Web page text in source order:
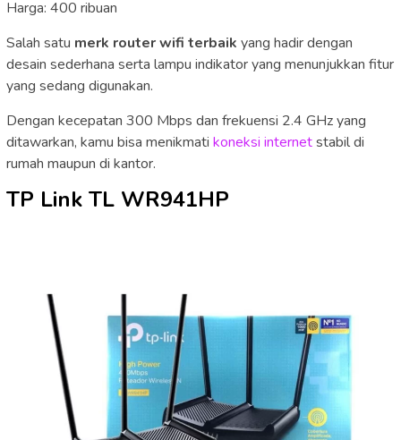
Harga: 400 ribuan
Salah satu merk router wifi terbaik yang hadir dengan
desain sederhana serta lampu indikator yang menunjukkan fitur
yang sedang digunakan.
Dengan kecepatan 300 Mbps dan frekuensi 2.4 GHz yang
ditawarkan, kamu bisa menikmati koneksi internetstabil di
rumah maupun di kantor.
TP Link TL WR941HP